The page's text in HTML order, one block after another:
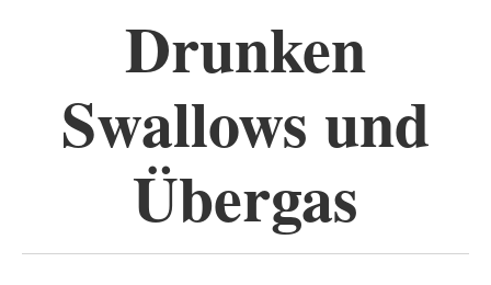
Kontakt
Drunken
Swallows und
Übergas